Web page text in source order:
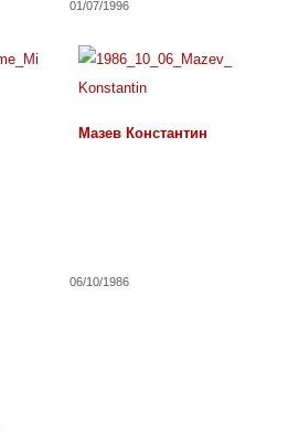
01/07/1996
Мазев Константин
06/10/1986